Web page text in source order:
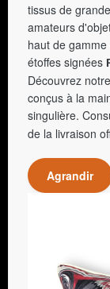
tissus de
amateurs
haut de
étoffes signées
Découvrez
conçus à la
singulière.
de la livraison
Agrandir